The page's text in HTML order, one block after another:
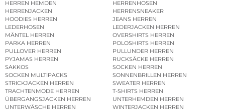
HERREN HEMDEN
HERRENHOSEN
HERRENJACKEN
HERRENSNEAKER
HOODIES HERREN
JEANS HERREN
LEDERHOSEN
LEDERJACKEN HERREN
MÄNTEL HERREN
OVERSHIRTS HERREN
PARKA HERREN
POLOSHIRTS HERREN
PULLOVER HERREN
PULLUNDER HERREN
PYJAMAS HERREN
RUCKSÄCKE HERREN
SAKKOS
SOCKEN HERREN
SOCKEN MULTIPACKS
SONNENBRILLEN HERREN
STRICKJACKEN HERREN
SWEATER HERREN
TRACHTENMODE HERREN
T-SHIRTS HERREN
ÜBERGANGSJACKEN HERREN
UNTERHEMDEN HERREN
UNTERWÄSCHE HERREN
WINTERJACKEN HERREN